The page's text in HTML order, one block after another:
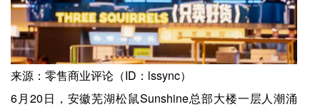
来源：零售商业评论（ID：lssync）
6月20日，安徽芜湖松鼠Sunshine总部大楼一层人潮涌